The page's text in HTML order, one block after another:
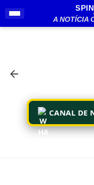
Pular
A NOTÍCIA
CANAL DE